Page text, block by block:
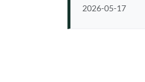
2026-05-17